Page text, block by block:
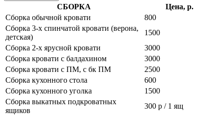
СБОРКА
Цена, р.
Сборка обычной кровати
800
Сборка 3-х спинчатой кровати (верона,
детская)
1500
Сборка 2-х ярусной кровати
3000
Сборка кровати с балдахином
3000
Сборка кровати с ПМ, с бк ПМ
2500
Сборка кухонного стола
600
Сборка кухонного уголка
1500
Сборка выкатных подкроватных
ящиков
300 р / 1 ящ